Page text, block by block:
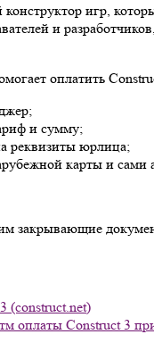
игр,
и
оплатить
и сумму;
реквизиты юрлица;
карты и сами
закрывающие
(construct.net)
оплаты Construct 3